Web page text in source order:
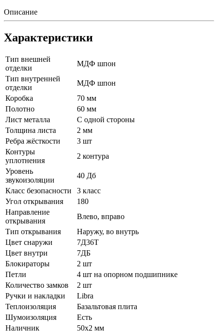
Описание
Характеристики
Тип внешней
отделки
МДФ шпон
Тип внутренней
отделки
МДФ шпон
Коробка
70 мм
Полотно
60 мм
Лист металла
С одной стороны
Толщина листа
2 мм
Ребра жёсткости
3 шт
Контуры
уплотнения
2 контура
Уровень
звукоизоляции
40 Дб
Класс безопасности
3 класс
Угол открывания
180
Направление
открывания
Влево, вправо
Тип открывания
Наружу, во внутрь
Цвет снаружи
7Д36Т
Цвет внутри
7ДБ
Блокираторы
2 шт
Петли
4 шт на опорном подшипнике
Количество замков
2 шт
Ручки и накладки
Libra
Теплоизоляция
Базальтовая плита
Шумоизоляция
Есть
Наличник
50х2 мм